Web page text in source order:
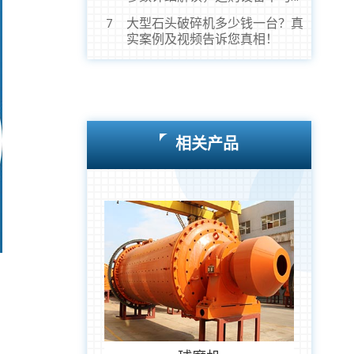
7
大型石头破碎机多少钱一台？真
实案例及视频告诉您真相！
相关产品